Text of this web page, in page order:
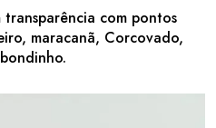
com pontos
maracanã, Corcovado,